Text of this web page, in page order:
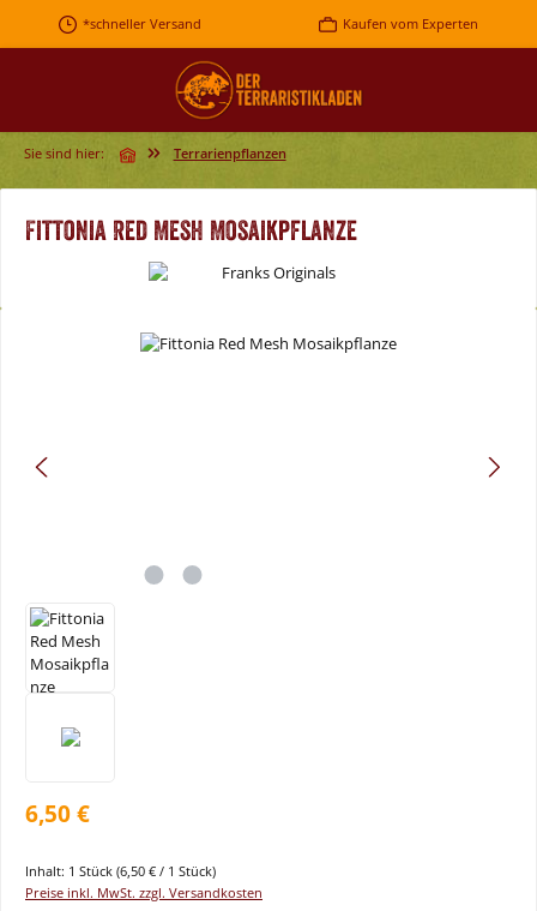
Zum Hauptinhalt springen
*schneller Versand Kaufen vom Experten
Sie sind hier: Terrarienpflanzen
Fittonia Red Mesh Mosaikpflanze
Bildergalerie überspringen
6,50 €
Inhalt: 1 Stück (6,50 € / 1 Stück)
Preise inkl. MwSt. zzgl. Versandkosten